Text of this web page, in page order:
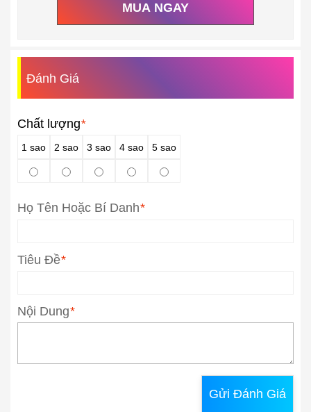
MUA NGAY
Đánh Giá
Chất lượng*
1 sao 2 sao 3 sao 4 sao 5 sao
*
Họ Tên Hoặc Bí Danh
*
Tiêu Đề
*
Nội Dung
Gửi Đánh Giá